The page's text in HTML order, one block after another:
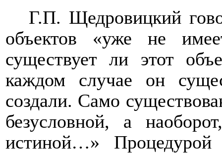
Г.П. Щедровицкий
объектов «уже не
существует ли этот
каждом случае он
создали. Само
безусловной, а
истиной…» Процедурой